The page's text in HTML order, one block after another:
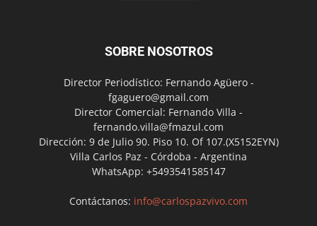
SOBRE NOSOTROS
Director Periodístico: Fernando Agüero -
fgaguero@gmail.com
Director Comercial: Fernando Villa -
fernando.villa@fmazul.com
Dirección: 9 de Julio 90. Piso 10. Of 107.(X5152EYN)
Villa Carlos Paz - Córdoba - Argentina
WhatsApp: +5493541585147
Contáctanos: info@carlospazvivo.com